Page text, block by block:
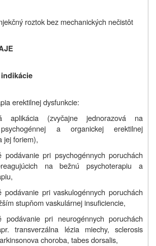
roztok bez mechanických nečistôt
erektilnej dysfunkcie:
aplikácia (zvyčajne jednorazová na
a organickej erektilnej
jej foriem),
podávanie pri psychogénnych poruchách
na bežnú psychoterapiu a
podávanie pri vaskulogénnych poruchách
stupňom vaskulárnej insuficiencie,
podávanie pri neurogénnych poruchách
transverzálna lézia miechy, sclerosis
choroba, tabes dorsalis,